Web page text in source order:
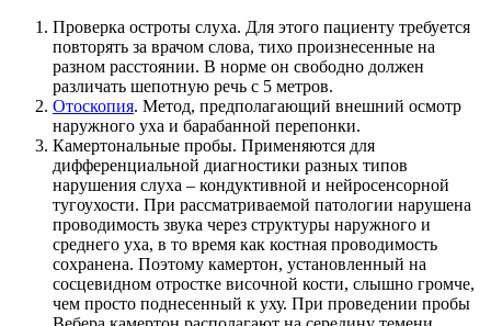
Проверка остроты слуха. Для этого пациенту требуется
повторять за врачом слова, тихо произнесенные на
разном расстоянии. В норме он свободно должен
различать шепотную речь с 5 метров.
Отоскопия. Метод, предполагающий внешний осмотр
наружного уха и барабанной перепонки.
Камертональные пробы. Применяются для
дифференциальной диагностики разных типов
нарушения слуха – кондуктивной и нейросенсорной
тугоухости. При рассматриваемой патологии нарушена
проводимость звука через структуры наружного и
среднего уха, в то время как костная проводимость
сохранена. Поэтому камертон, установленный на
сосцевидном отростке височной кости, слышно громче,
чем просто поднесенный к уху. При проведении пробы